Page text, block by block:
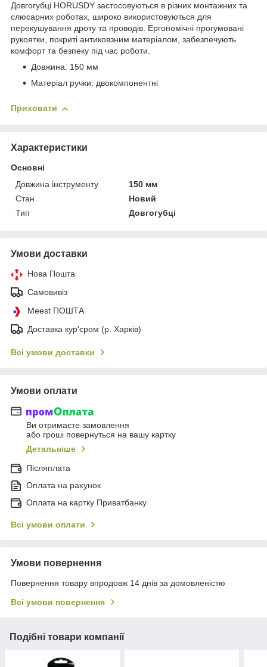
Довгогубці HORUSDY застосовуються в різних монтажних та
слюсарних роботах, широко використовуються для
перекушування дроту та проводів. Ергономічні прогумовані
рукоятки, покриті антиковзним матеріалом, забезпечують
комфорт та безпеку під час роботи.
Довжина: 150 мм
Матеріал ручки: двокомпонентні
Приховати
Характеристики
Основні
Довжина інструменту
150 мм
Стан
Новий
Тип
Довгогубці
Умови доставки
Нова Пошта
Самовивіз
Meest ПОШТА
Доставка кур'єром (р. Харків)
Всі умови доставки
Умови оплати
Ви отримаєте замовлення
або гроші повернуться на вашу картку
Детальніше
Післяплата
Оплата на рахунок
Оплата на картку Приватбанку
Всі умови оплати
Умови повернення
Повернення товару впродовж 14 днів за домовленістю
Всі умови повернення
Подібні товари компанії